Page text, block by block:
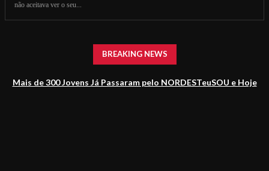
não aceitava ver o seu...
BREAKING NEWS
Mais de 300 Jovens Já Passaram pelo NORDESTeuSOU e Hoje